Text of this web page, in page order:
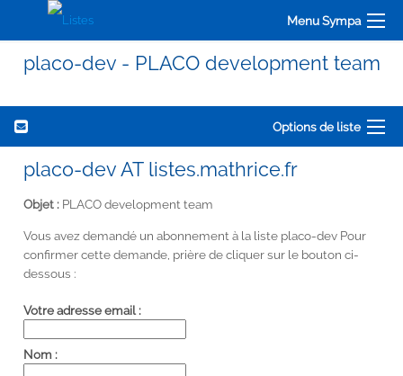
Menu Sympa
placo-dev - PLACO development team
Options de liste
placo-dev AT listes.mathrice.fr
Objet : PLACO development team
Vous avez demandé un abonnement à la liste placo-dev Pour
confirmer cette demande, prière de cliquer sur le bouton ci-
dessous :
Votre adresse email :
Nom :